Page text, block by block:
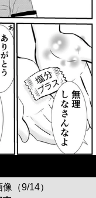
（9/14）